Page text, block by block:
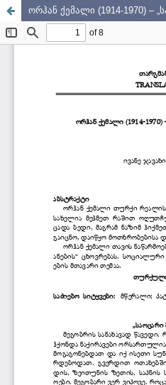
ორჰან ქემალი (1914-1970) –